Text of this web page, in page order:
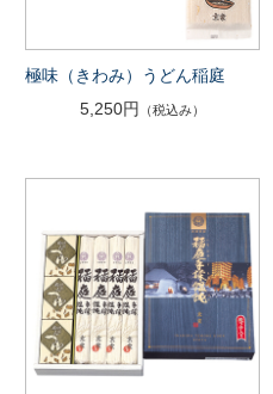
極味（きわみ）うどん稲庭
5,250円
（税込み）